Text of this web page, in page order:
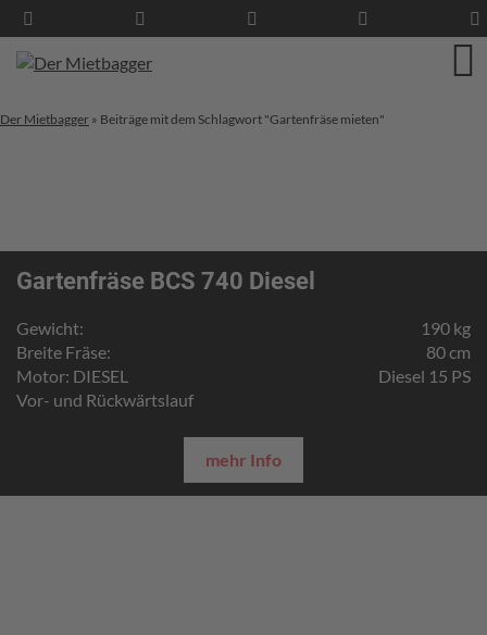
Der Mietbagger » Beiträge mit dem Schlagwort "Gartenfräse mieten"
Gartenfräse BCS 740 Diesel
Gewicht:
190 kg
Breite Fräse:
80 cm
Motor: DIESEL
Diesel 15 PS
Vor- und Rückwärtslauf
mehr Info